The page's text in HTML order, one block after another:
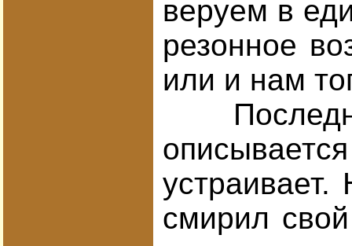
веруем в
резонное
или и нам
смирил